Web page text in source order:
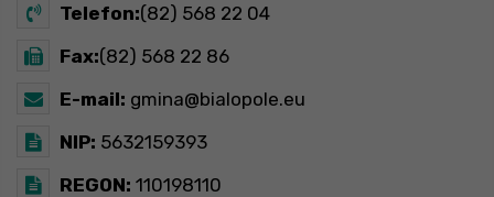
Telefon:(82) 568 22 04
Fax:(82) 568 22 86
E-mail: gmina@bialopole.eu
NIP: 5632159393
REGON: 110198110